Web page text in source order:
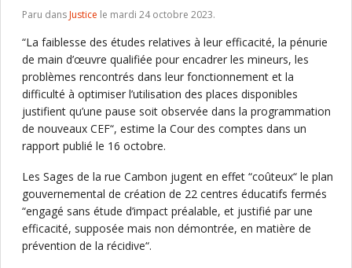
Paru dansJustice le mardi 24 octobre 2023.
“La faiblesse des études relatives à leur efficacité, la pénurie
de main d’œuvre qualifiée pour encadrer les mineurs, les
problèmes rencontrés dans leur fonctionnement et la
difficulté à optimiser l’utilisation des places disponibles
justifient qu’une pause soit observée dans la programmation
de nouveaux CEF“, estime la Cour des comptes dans un
rapport publié le 16 octobre.
Les Sages de la rue Cambon jugent en effet “coûteux“ le plan
gouvernemental de création de 22 centres éducatifs fermés
“engagé sans étude d’impact préalable, et justifié par une
efficacité, supposée mais non démontrée, en matière de
prévention de la récidive“.